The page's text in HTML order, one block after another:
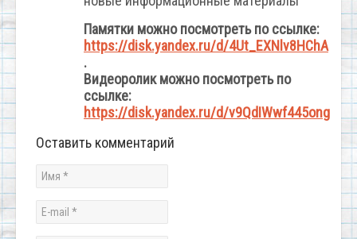
Памятки можно посмотреть по ссылке:
https://disk.yandex.ru/d/4Ut_EXNlv8HChA
.
Видеоролик можно посмотреть по
ссылке:
https://disk.yandex.ru/d/v9QdIWwf445ong
Оставить комментарий